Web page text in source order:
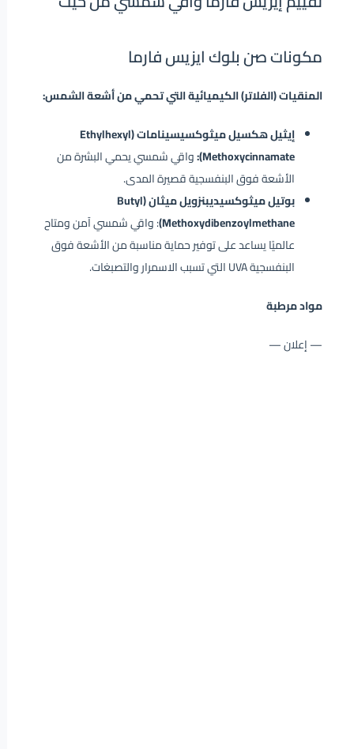
مكونات صن بلوك ايزيس فارما
المنقيات (الفلاتر) الكيميائية التي تحمي من أشعة الشمس:
إيثيل هكسيل ميثوكسيسينامات (Ethylhexyl
Methoxycinnamate): واقي شمسي يحمي البشرة من
الأشعة فوق البنفسجية قصيرة المدى.
بوتيل ميثوكسيديبنزويل ميثان (Butyl
Methoxydibenzoylmethane): واقي شمسي آمن ومتاح
عالميًا يساعد على توفير حماية مناسبة من الأشعة فوق
البنفسجية UVA التي تسبب الاسمرار والتصبغات.
مواد مرطبة
— إعلان —